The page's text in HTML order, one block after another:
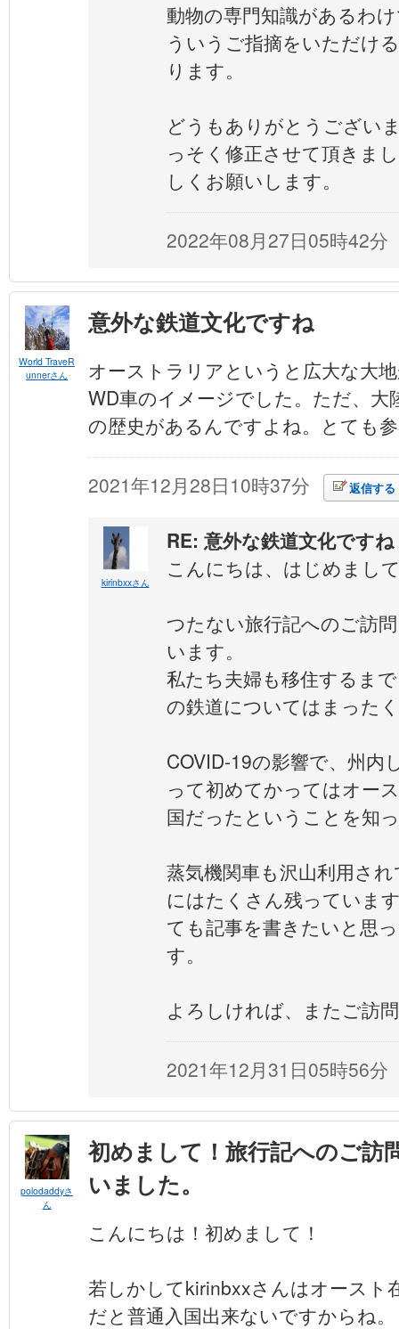
動物の専門知識があるわ
ういうご指摘をいただけ
ります。
どうもありがとうござい
っそく修正させて頂きま
しくお願いします。
2022年08月27日05時42分
World TraveR
unnerさん
意外な鉄道文化ですね
オーストラリアというと広大な大
WD車のイメージでした。ただ、大
の歴史があるんですよね。とても
2021年12月28日10時37分 返信する
kirinbxxさん
RE: 意外な鉄道文化ですね
こんにちは、はじめまし
つたない旅行記へのご訪
います。
私たち夫婦も移住するま
の鉄道についてはまった
COVID-19の影響で、州内
って初めてかってはオー
国だったということを知
蒸気機関車も沢山利用さ
にはたくさん残っていま
ても記事を書きたいと思
す。
よろしければ、またご訪
2021年12月31日05時56分
polodaddyさ
ん
初めまして！旅行記へのご訪
いました。
こんにちは！初めまして！
若しかしてkirinbxxさんはオースト
だと普通入国出来ないですからね。